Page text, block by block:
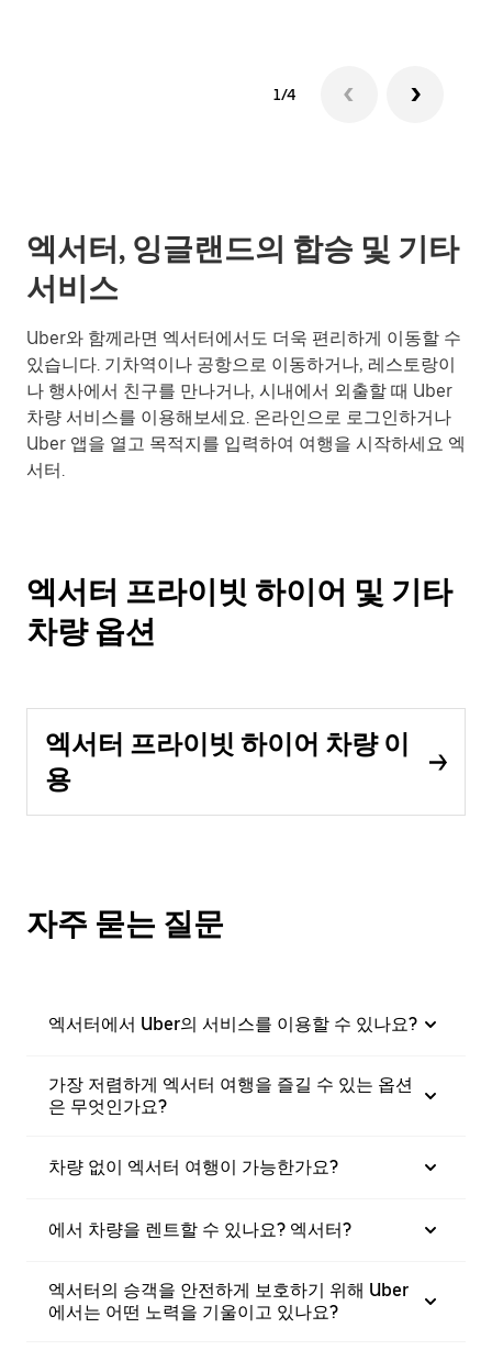
1/4
엑서터, 잉글랜드의 합승 및 기타
서비스
Uber와 함께라면 엑서터에서도 더욱 편리하게 이동할 수
있습니다. 기차역이나 공항으로 이동하거나, 레스토랑이
나 행사에서 친구를 만나거나, 시내에서 외출할 때 Uber
차량 서비스를 이용해보세요. 온라인으로 로그인하거나
Uber 앱을 열고 목적지를 입력하여 여행을 시작하세요 엑
서터.
엑서터 프라이빗 하이어 및 기타
차량 옵션
엑서터 프라이빗 하이어 차량 이
용
자주 묻는 질문
엑서터에서 Uber의 서비스를 이용할 수 있나요?
가장 저렴하게 엑서터 여행을 즐길 수 있는 옵션
은 무엇인가요?
차량 없이 엑서터 여행이 가능한가요?
에서 차량을 렌트할 수 있나요? 엑서터?
엑서터의 승객을 안전하게 보호하기 위해 Uber
에서는 어떤 노력을 기울이고 있나요?